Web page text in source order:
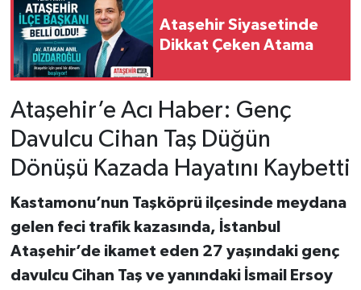
Ataşehir Siyasetinde
Dikkat Çeken Atama
Ataşehir’e Acı Haber: Genç
Davulcu Cihan Taş Düğün
Dönüşü Kazada Hayatını Kaybetti
Kastamonu’nun Taşköprü ilçesinde meydana
gelen feci trafik kazasında, İstanbul
Ataşehir’de ikamet eden 27 yaşındaki genç
davulcu Cihan Taş ve yanındaki İsmail Ersoy